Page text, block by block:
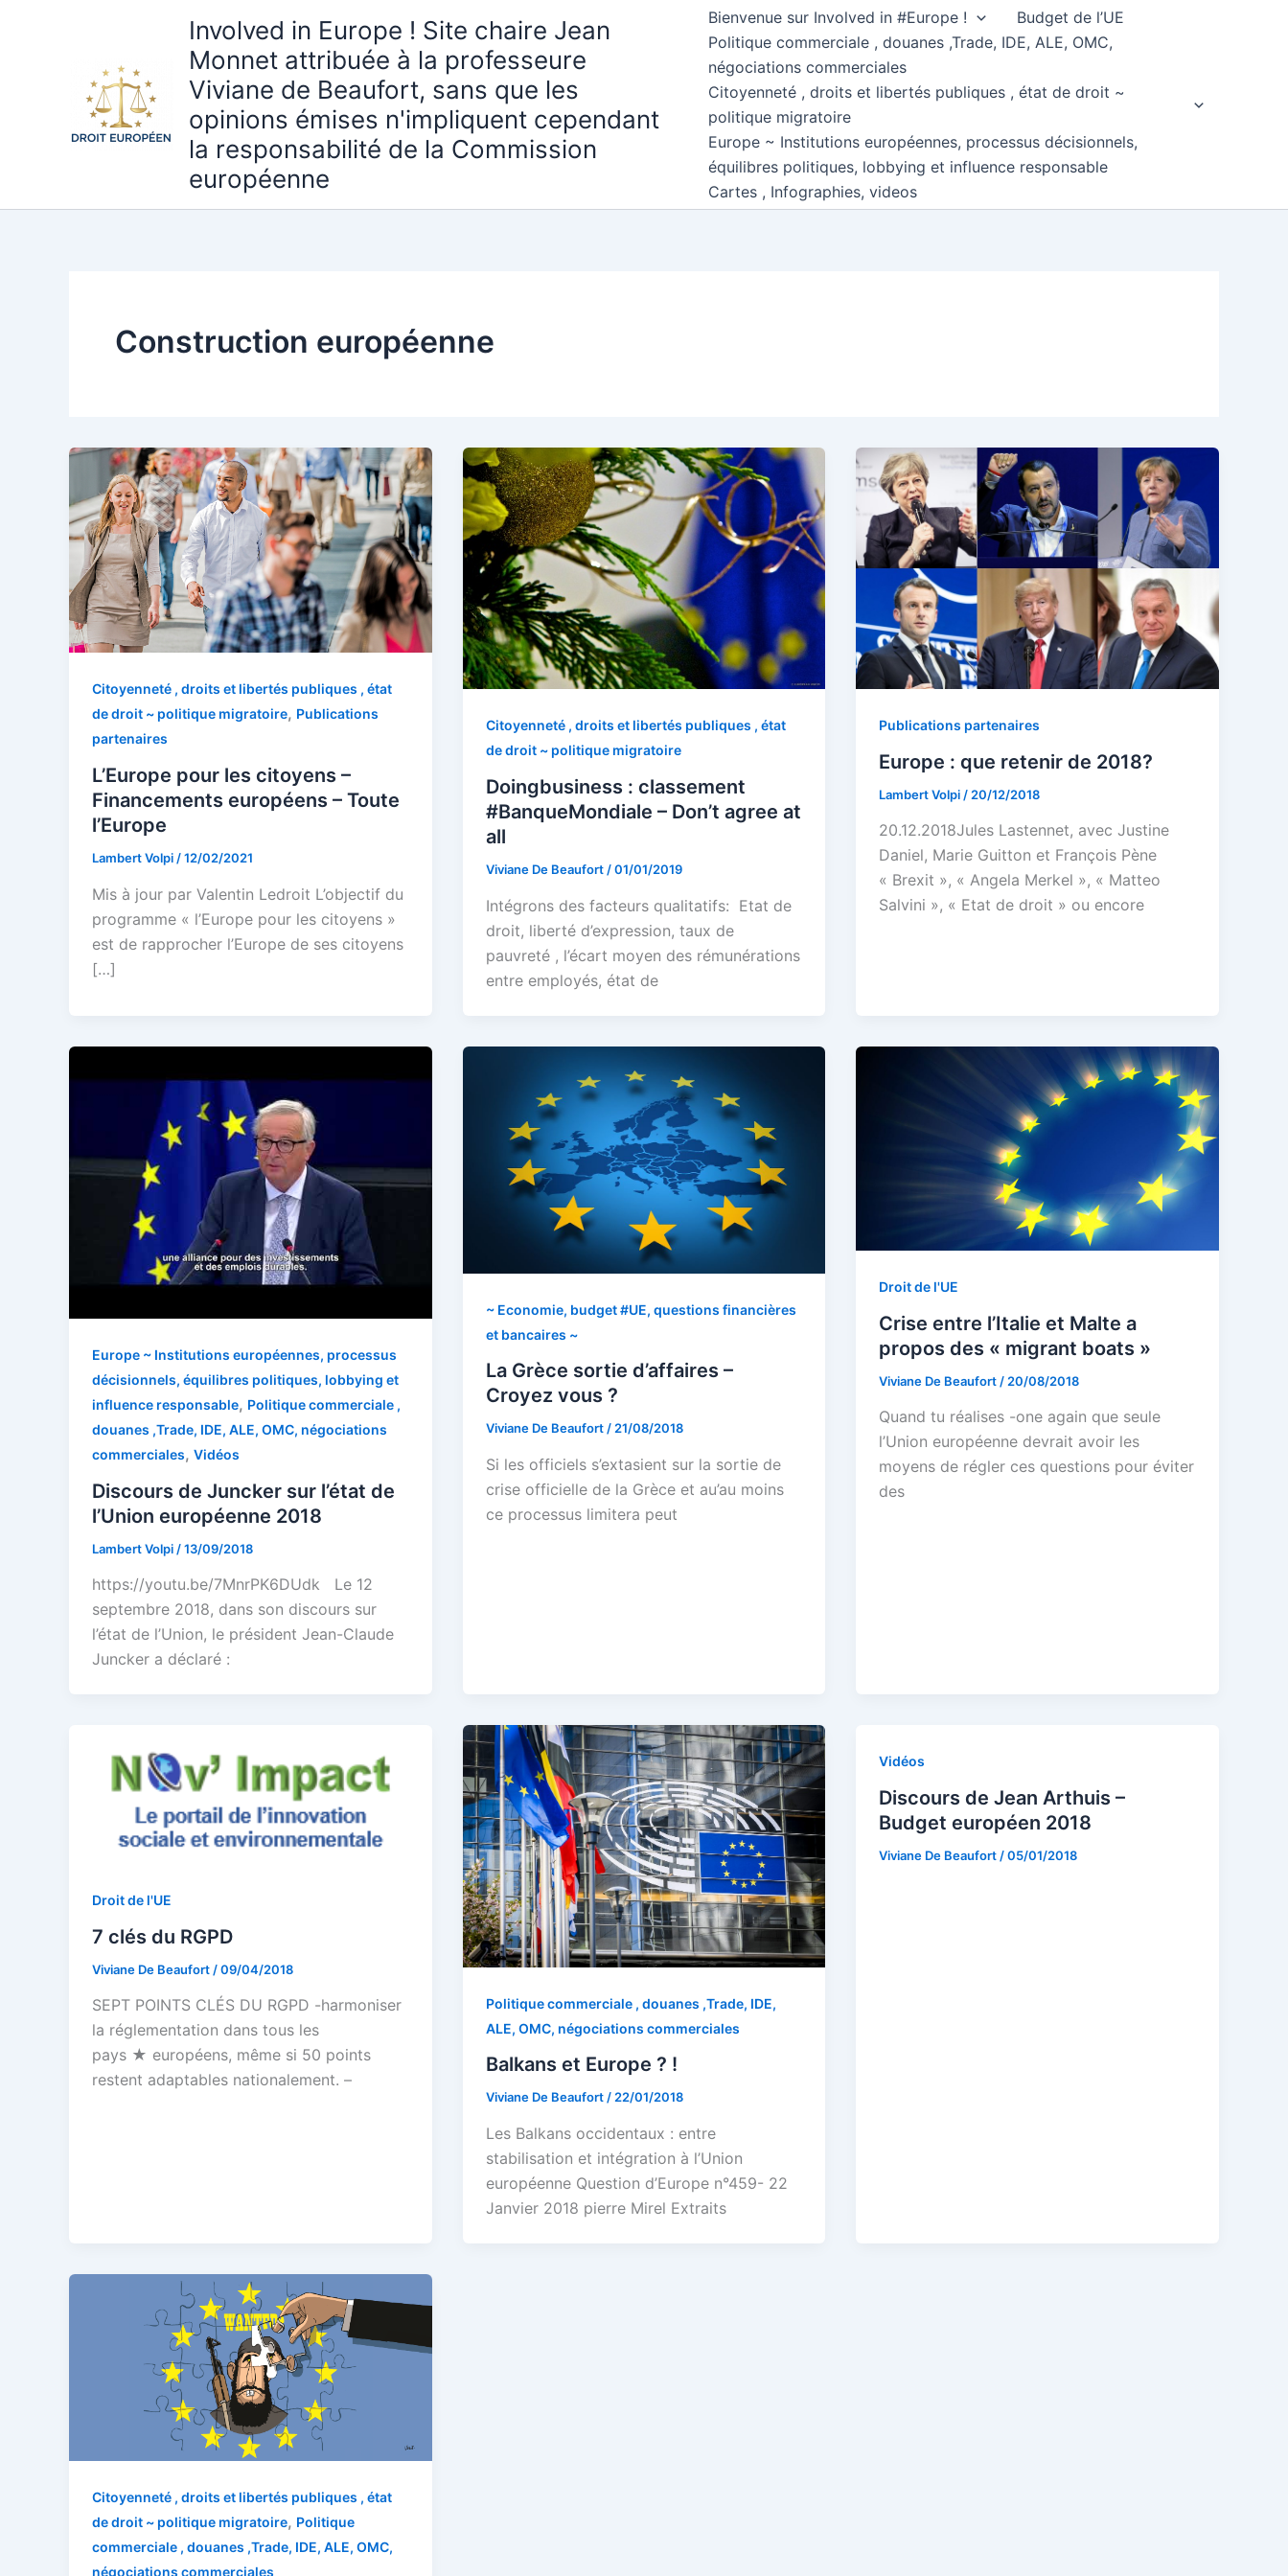
Involved in Europe ! Site chaire Jean
Monnet attribuée à la professeure
Viviane de Beaufort, sans que les
opinions émises n'impliquent cependant
la responsabilité de la Commission
européenne
Bienvenue sur Involved in #Europe !
Budget de l’UE
Politique commerciale , douanes ,Trade, IDE, ALE, OMC,
négociations commerciales
Citoyenneté , droits et libertés publiques , état de droit ~
politique migratoire
Europe ~ Institutions européennes, processus décisionnels,
équilibres politiques, lobbying et influence responsable
Cartes , Infographies, videos
Construction européenne
Citoyenneté , droits et libertés publiques , état
de droit ~ politique migratoire, Publications
partenaires
L’Europe pour les citoyens –
Financements européens – Toute
l’Europe
Lambert Volpi /12/02/2021
Mis à jour par Valentin Ledroit L’objectif du
programme « l’Europe pour les citoyens »
est de rapprocher l’Europe de ses citoyens
[…]
Citoyenneté , droits et libertés publiques , état
de droit ~ politique migratoire
Doingbusiness : classement
#BanqueMondiale – Don’t agree at
all
Viviane De Beaufort/01/01/2019
Intégrons des facteurs qualitatifs: Etat de
droit, liberté d’expression, taux de
pauvreté , l’écart moyen des rémunérations
entre employés, état de
Publications partenaires
Europe : que retenir de 2018?
Lambert Volpi / 20/12/2018
20.12.2018Jules Lastennet, avec Justine
Daniel, Marie Guitton et François Pène
« Brexit », « Angela Merkel », « Matteo
Salvini », « Etat de droit » ou encore
Europe ~ Institutions européennes, processus
décisionnels, équilibres politiques, lobbying et
influence responsable, Politique commerciale ,
douanes ,Trade, IDE, ALE, OMC, négociations
commerciales, Vidéos
Discours de Juncker sur l’état de
l’Union européenne 2018
Lambert Volpi /13/09/2018
https://youtu.be/7MnrPK6DUdk Le 12
septembre 2018, dans son discours sur
l’état de l’Union, le président Jean-Claude
Juncker a déclaré :
~ Economie, budget #UE, questions financières
et bancaires ~
La Grèce sortie d’affaires –
Croyez vous ?
Viviane De Beaufort/21/08/2018
Si les officiels s’extasient sur la sortie de
crise officielle de la Grèce et au’au moins
ce processus limitera peut
Droit de l'UE
Crise entre l’Italie et Malte a
propos des « migrant boats »
Viviane De Beaufort / 20/08/2018
Quand tu réalises -one again que seule
l’Union européenne devrait avoir les
moyens de régler ces questions pour éviter
des
Droit de l'UE
7 clés du RGPD
Viviane De Beaufort /09/04/2018
SEPT POINTS CLÉS DU RGPD -harmoniser
la réglementation dans tous les
pays ★ européens, même si 50 points
restent adaptables nationalement. –
Politique commerciale , douanes ,Trade, IDE,
ALE, OMC, négociations commerciales
Balkans et Europe ? !
Viviane De Beaufort/22/01/2018
Les Balkans occidentaux : entre
stabilisation et intégration à l’Union
européenne Question d’Europe n°459- 22
Janvier 2018 pierre Mirel Extraits
Vidéos
Discours de Jean Arthuis –
Budget européen 2018
Viviane De Beaufort /05/01/2018
Citoyenneté , droits et libertés publiques , état
de droit ~ politique migratoire, Politique
commerciale , douanes ,Trade, IDE, ALE, OMC,
négociations commerciales